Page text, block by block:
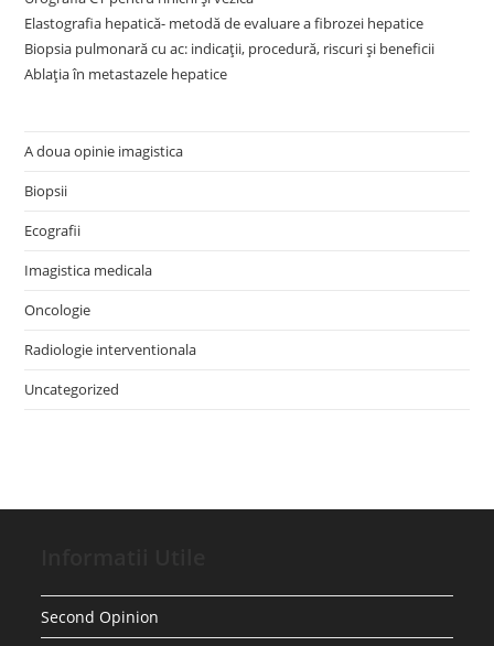
Elastografia hepatică- metodă de evaluare a fibrozei hepatice
Biopsia pulmonară cu ac: indicații, procedură, riscuri și beneficii
Ablația în metastazele hepatice
A doua opinie imagistica
Biopsii
Ecografii
Imagistica medicala
Oncologie
Radiologie interventionala
Uncategorized
Second Opinion